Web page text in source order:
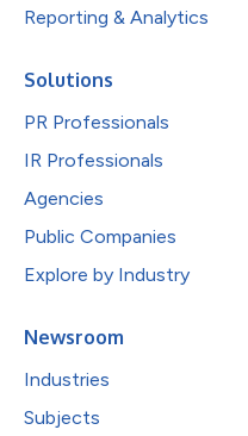
Reporting & Analytics
Solutions
PR Professionals
IR Professionals
Agencies
Public Companies
Explore by Industry
Newsroom
Industries
Subjects